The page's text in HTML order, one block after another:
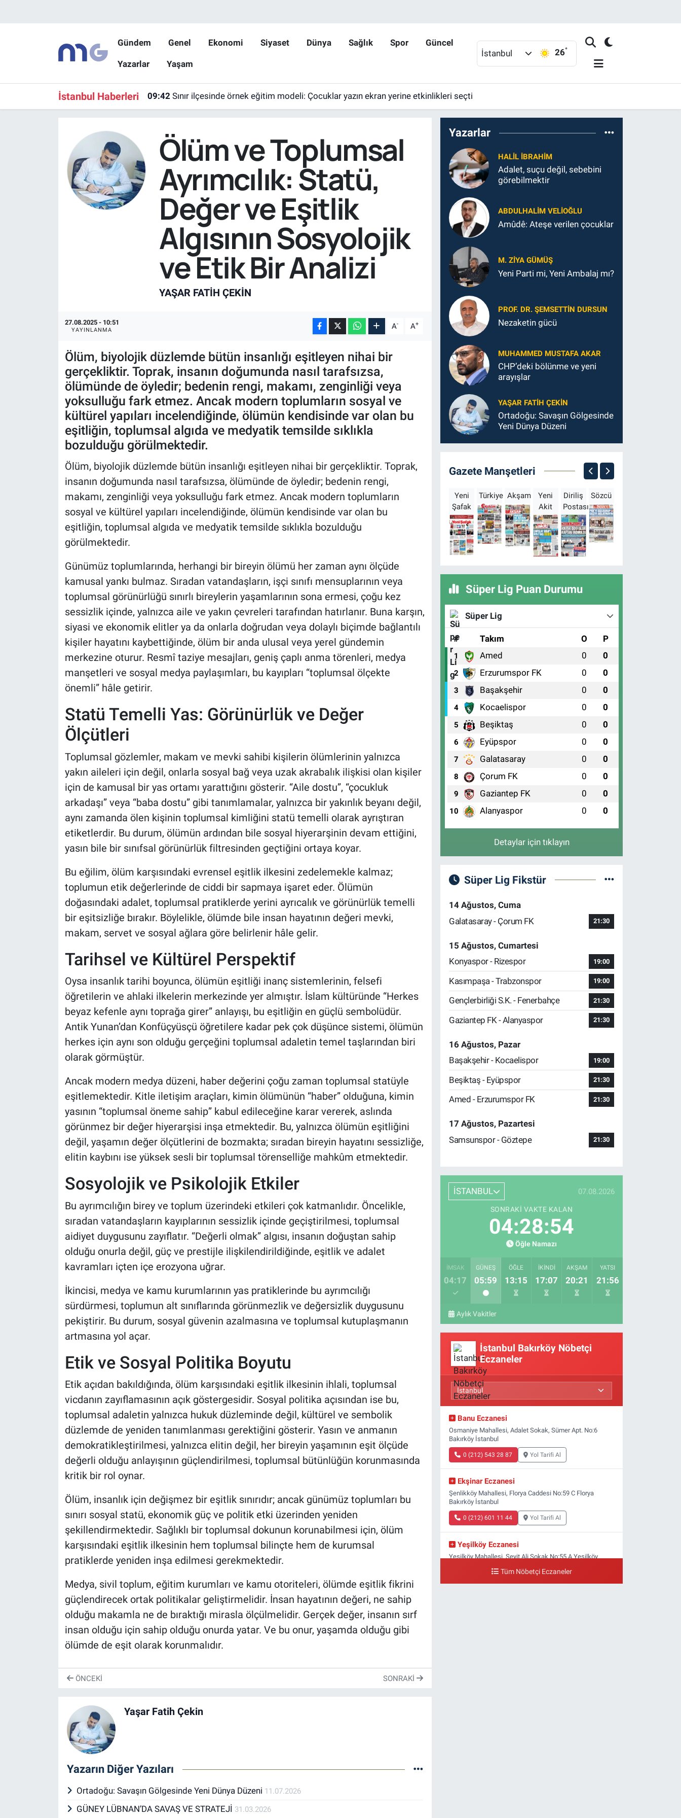
Gündem Genel Ekonomi Siyaset Dünya Sağlık Spor Güncel
Yazarlar Yaşam
İstanbul 26°
İstanbul Haberleri 09:42 Sınır ilçesinde örnek eğitim modeli: Çocuklar yazın ekran yerine etkinlikleri seçti
Ölüm ve Toplumsal
Ayrımcılık: Statü,
Değer ve Eşitlik
Algısının Sosyolojik
ve Etik Bir Analizi
YAŞAR FATIH ÇEKIN
27.08.2025 - 10:51
YAYINLANMA A- A+
Ölüm, biyolojik düzlemde bütün insanlığı eşitleyen nihai bir
gerçekliktir. Toprak, insanın doğumunda nasıl tarafsızsa,
ölümünde de öyledir; bedenin rengi, makamı, zenginliği veya
yoksulluğu fark etmez. Ancak modern toplumların sosyal ve
kültürel yapıları incelendiğinde, ölümün kendisinde var olan bu
eşitliğin, toplumsal algıda ve medyatik temsilde sıklıkla
bozulduğu görülmektedir.
Ölüm, biyolojik düzlemde bütün insanlığı eşitleyen nihai bir gerçekliktir. Toprak,
insanın doğumunda nasıl tarafsızsa, ölümünde de öyledir; bedenin rengi,
makamı, zenginliği veya yoksulluğu fark etmez. Ancak modern toplumların
sosyal ve kültürel yapıları incelendiğinde, ölümün kendisinde var olan bu
eşitliğin, toplumsal algıda ve medyatik temsilde sıklıkla bozulduğu
görülmektedir.
Günümüz toplumlarında, herhangi bir bireyin ölümü her zaman aynı ölçüde
kamusal yankı bulmaz. Sıradan vatandaşların, işçi sınıfı mensuplarının veya
toplumsal görünürlüğü sınırlı bireylerin yaşamlarının sona ermesi, çoğu kez
sessizlik içinde, yalnızca aile ve yakın çevreleri tarafından hatırlanır. Buna karşın,
siyasi ve ekonomik elitler ya da onlarla doğrudan veya dolaylı biçimde bağlantılı
kişiler hayatını kaybettiğinde, ölüm bir anda ulusal veya yerel gündemin
merkezine oturur. Resmî taziye mesajları, geniş çaplı anma törenleri, medya
manşetleri ve sosyal medya paylaşımları, bu kayıpları “toplumsal ölçekte
önemli” hâle getirir.
Statü Temelli Yas: Görünürlük ve Değer
Ölçütleri
Toplumsal gözlemler, makam ve mevki sahibi kişilerin ölümlerinin yalnızca
yakın aileleri için değil, onlarla sosyal bağ veya uzak akrabalık ilişkisi olan kişiler
için de kamusal bir yas ortamı yarattığını gösterir. “Aile dostu”, “çocukluk
arkadaşı” veya “baba dostu” gibi tanımlamalar, yalnızca bir yakınlık beyanı değil,
aynı zamanda ölen kişinin toplumsal kimliğini statü temelli olarak ayrıştıran
etiketlerdir. Bu durum, ölümün ardından bile sosyal hiyerarşinin devam ettiğini,
yasın bile bir sınıfsal görünürlük filtresinden geçtiğini ortaya koyar.
Bu eğilim, ölüm karşısındaki evrensel eşitlik ilkesini zedelemekle kalmaz;
toplumun etik değerlerinde de ciddi bir sapmaya işaret eder. Ölümün
doğasındaki adalet, toplumsal pratiklerde yerini ayrıcalık ve görünürlük temelli
bir eşitsizliğe bırakır. Böylelikle, ölümde bile insan hayatının değeri mevki,
makam, servet ve sosyal ağlara göre belirlenir hâle gelir.
Tarihsel ve Kültürel Perspektif
Oysa insanlık tarihi boyunca, ölümün eşitliği inanç sistemlerinin, felsefi
öğretilerin ve ahlaki ilkelerin merkezinde yer almıştır. İslam kültüründe “Herkes
beyaz kefenle aynı toprağa girer” anlayışı, bu eşitliğin en güçlü sembolüdür.
Antik Yunan’dan Konfüçyüsçü öğretilere kadar pek çok düşünce sistemi, ölümün
herkes için aynı son olduğu gerçeğini toplumsal adaletin temel taşlarından biri
olarak görmüştür.
Ancak modern medya düzeni, haber değerini çoğu zaman toplumsal statüyle
eşitlemektedir. Kitle iletişim araçları, kimin ölümünün “haber” olduğuna, kimin
yasının “toplumsal öneme sahip” kabul edileceğine karar vererek, aslında
görünmez bir değer hiyerarşisi inşa etmektedir. Bu, yalnızca ölümün eşitliğini
değil, yaşamın değer ölçütlerini de bozmakta; sıradan bireyin hayatını sessizliğe,
elitin kaybını ise yüksek sesli bir toplumsal törenselliğe mahkûm etmektedir.
Sosyolojik ve Psikolojik Etkiler
Bu ayrımcılığın birey ve toplum üzerindeki etkileri çok katmanlıdır. Öncelikle,
sıradan vatandaşların kayıplarının sessizlik içinde geçiştirilmesi, toplumsal
aidiyet duygusunu zayıflatır. “Değerli olmak” algısı, insanın doğuştan sahip
olduğu onurla değil, güç ve prestijle ilişkilendirildiğinde, eşitlik ve adalet
kavramları içten içe erozyona uğrar.
İkincisi, medya ve kamu kurumlarının yas pratiklerinde bu ayrımcılığı
sürdürmesi, toplumun alt sınıflarında görünmezlik ve değersizlik duygusunu
pekiştirir. Bu durum, sosyal güvenin azalmasına ve toplumsal kutuplaşmanın
artmasına yol açar.
Etik ve Sosyal Politika Boyutu
Etik açıdan bakıldığında, ölüm karşısındaki eşitlik ilkesinin ihlali, toplumsal
vicdanın zayıflamasının açık göstergesidir. Sosyal politika açısından ise bu,
toplumsal adaletin yalnızca hukuk düzleminde değil, kültürel ve sembolik
düzlemde de yeniden tanımlanması gerektiğini gösterir. Yasın ve anmanın
demokratikleştirilmesi, yalnızca elitin değil, her bireyin yaşamının eşit ölçüde
değerli olduğu anlayışının güçlendirilmesi, toplumsal bütünlüğün korunmasında
kritik bir rol oynar.
Ölüm, insanlık için değişmez bir eşitlik sınırıdır; ancak günümüz toplumları bu
sınırı sosyal statü, ekonomik güç ve politik etki üzerinden yeniden
şekillendirmektedir. Sağlıklı bir toplumsal dokunun korunabilmesi için, ölüm
karşısındaki eşitlik ilkesinin hem toplumsal bilinçte hem de kurumsal
pratiklerde yeniden inşa edilmesi gerekmektedir.
Medya, sivil toplum, eğitim kurumları ve kamu otoriteleri, ölümde eşitlik fikrini
güçlendirecek ortak politikalar geliştirmelidir. İnsan hayatının değeri, ne sahip
olduğu makamla ne de bıraktığı mirasla ölçülmelidir. Gerçek değer, insanın sırf
insan olduğu için sahip olduğu onurda yatar. Ve bu onur, yaşamda olduğu gibi
ölümde de eşit olarak korunmalıdır.
ÖNCEKI SONRAKI
Yaşar Fatih Çekin
Yazarın Diğer Yazıları
Ortadoğu: Savaşın Gölgesinde Yeni Dünya Düzeni 11.07.2026
GÜNEY LÜBNAN’DA SAVAŞ VE STRATEJİ 31.03.2026
Yazarlar
HALIL İBRAHIM
Adalet, suçu değil, sebebini
görebilmektir
ABDULHALIM VELIOĞLU
Amûdê: Ateşe verilen çocuklar
M. ZIYA GÜMÜŞ
Yeni Parti mi, Yeni Ambalaj mı?
PROF. DR. ŞEMSETTIN DURSUN
Nezaketin gücü
MUHAMMED MUSTAFA AKAR
CHP’deki bölünme ve yeni
arayışlar
YAŞAR FATIH ÇEKIN
Ortadoğu: Savaşın Gölgesinde
Yeni Dünya Düzeni
Gazete Manşetleri
Yeni
Şafak
Türkiye Akşam
Yeni
Akit
Diriliş
Postası
Sözcü
Süper Lig Puan Durumu
Süper Lig
# Takım O P
1 Amed 0 0
2 Erzurumspor FK 0 0
3 Başakşehir 0 0
4 Kocaelispor 0 0
5 Beşiktaş 0 0
6 Eyüpspor 0 0
7 Galatasaray 0 0
8 Çorum FK 0 0
9 Gaziantep FK 0 0
10 Alanyaspor 0 0
Detaylar için tıklayın
Süper Lig Fikstür
14 Ağustos, Cuma
Galatasaray - Çorum FK
21:30
15 Ağustos, Cumartesi
Konyaspor - Rizespor
19:00
Kasımpaşa - Trabzonspor 19:00
Gençlerbirliği S.K. - Fenerbahçe 21:30
Gaziantep FK - Alanyaspor 21:30
16 Ağustos, Pazar
Başakşehir - Kocaelispor
19:00
Beşiktaş - Eyüpspor 21:30
Amed - Erzurumspor FK 21:30
17 Ağustos, Pazartesi
Samsunspor - Göztepe
21:30
İSTANBUL 07.08.2026
SONRAKI VAKTE KALAN
04:28:53
Öğle Namazı
İMSAK
04:17
GÜNEŞ
05:59
ÖĞLE
13:15
İKINDI
17:07
AKŞAM
20:21
YATSI
21:56
Aylık Vakitler
İstanbul Bakırköy Nöbetçi
Eczaneler
Banu Eczanesi
Osmaniye Mahallesi, Adalet Sokak, Sümer Apt. No:6
Bakırköy İstanbul
0 (212) 543 28 87 Yol Tarifi Al
Ekşinar Eczanesi
Şenlikköy Mahallesi, Florya Caddesi No:59 C Florya
Bakırköy İstanbul
0 (212) 601 11 44 Yol Tarifi Al
Yeşilköy Eczanesi
Yeşilköy Mahallesi, Seyit Ali Sokak No:55 A Yeşilköy
Tüm Nöbetçi Eczaneler
Hava Durumu
İstanbul Namaz Vakitleri
Süper Lig Puan Durumu ve Fikstür
Tüm Manşetler
Son Dakika Haberleri